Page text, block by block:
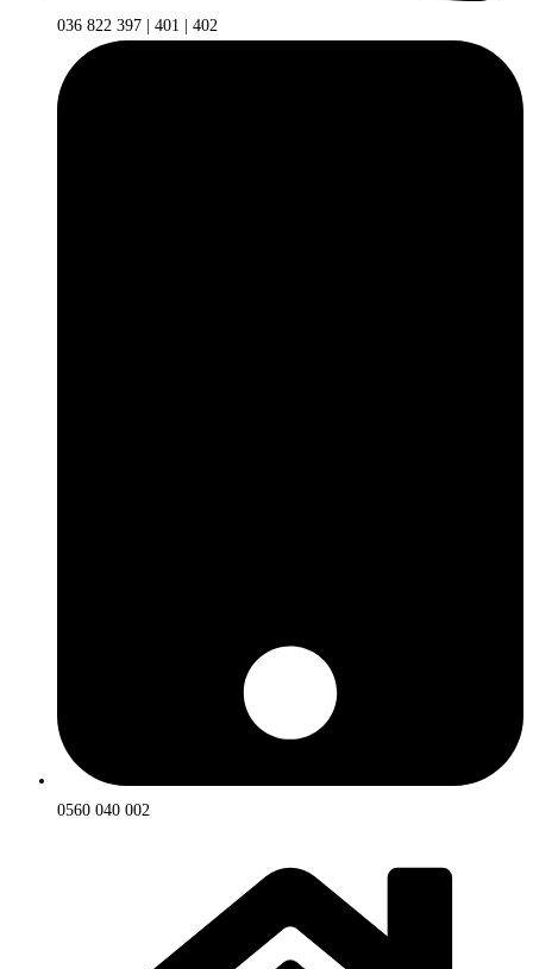
036 822 397 | 401 | 402
0560 040 002